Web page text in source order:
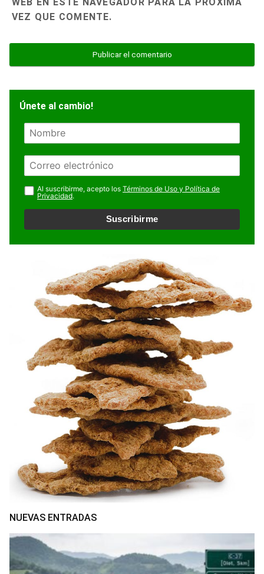
VEZ QUE COMENTE.
Únete al cambio!
N
r
e
E
m
a
i
l
Al suscribirme, acepto los Términos de Uso y Política de
Privacidad.
Suscribirme
NUEVAS ENTRADAS